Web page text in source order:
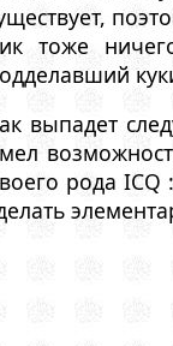
тоже
выпадет
рода ICQ